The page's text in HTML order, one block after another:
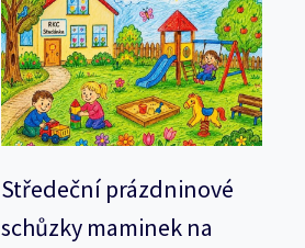
Středeční prázdninové
schůzky maminek na